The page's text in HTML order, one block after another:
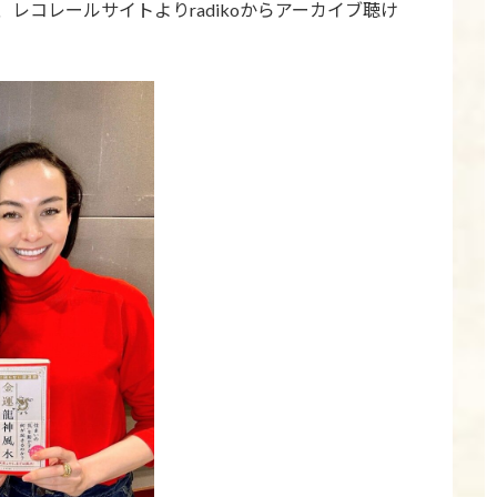
レコレールサイトよりradikoからアーカイブ聴け